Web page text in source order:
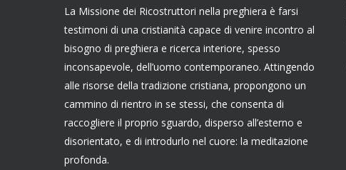
La Missione dei Ricostruttori nella preghiera è farsi
testimoni di una cristianità capace di venire incontro al
bisogno di preghiera e ricerca interiore, spesso
inconsapevole, dell’uomo contemporaneo. Attingendo
alle risorse della tradizione cristiana, propongono un
cammino di rientro in se stessi, che consenta di
raccogliere il proprio sguardo, disperso all’esterno e
disorientato, e di introdurlo nel cuore: la meditazione
profonda.